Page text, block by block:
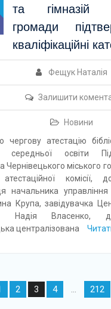
та гімназій
громади
кваліфікаційні
Фещук Наталія
Залишити
Новини
чергову атестацію
середньої освіти
Чернівецького міського
комісії,
начальника управління
Крупа, завідувачка
Надія Власенко,
централізована
2 3 4 … 212